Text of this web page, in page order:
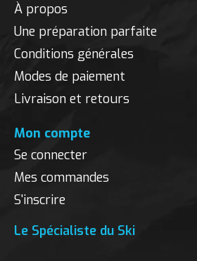
À propos
Une préparation parfaite
Conditions générales
Modes de paiement
Livraison et retours
Mon compte
Se connecter
Mes commandes
S'inscrire
Le Spécialiste du Ski